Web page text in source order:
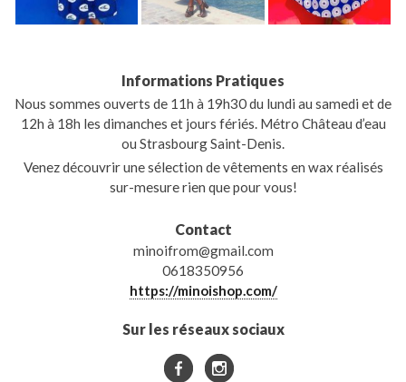
Informations Pratiques
Nous sommes ouverts de 11h à 19h30 du lundi au samedi et de
12h à 18h les dimanches et jours fériés. Métro Château d’eau
ou Strasbourg Saint-Denis.
Venez découvrir une sélection de vêtements en wax réalisés
sur-mesure rien que pour vous!
Contact
minoifrom@gmail.com
0618350956
https://minoishop.com/
Sur les réseaux sociaux